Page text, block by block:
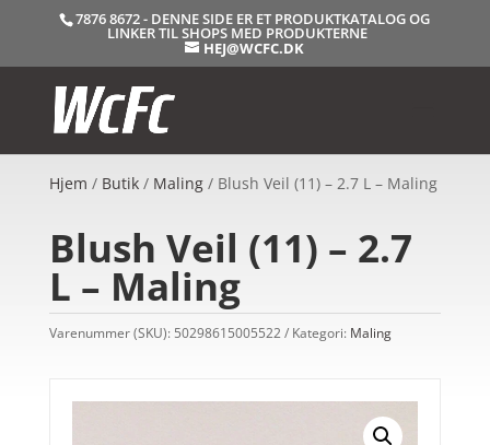
7876 8672 - DENNE SIDE ER ET PRODUKTKATALOG OG
LINKER TIL SHOPS MED PRODUKTERNE
HEJ@WCFC.DK
Hjem / Butik/ Maling/ Blush Veil (11) – 2.7 L – Maling
Blush Veil (11) – 2.7
L – Maling
Varenummer (SKU): 50298615005522 Kategori: Maling